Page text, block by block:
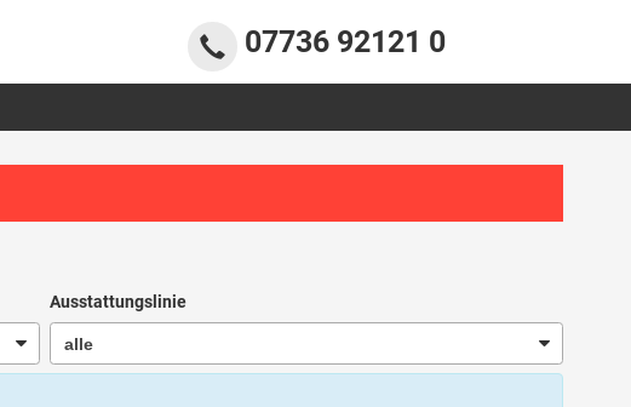
07736 92121 0
Ausstattungslinie